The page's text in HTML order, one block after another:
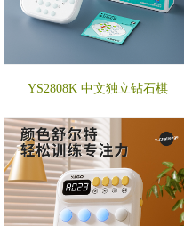
YS2808K 中文独立钻石棋